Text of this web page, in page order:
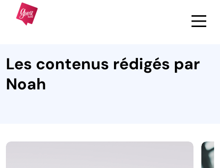
Les contenus rédigés par
Noah